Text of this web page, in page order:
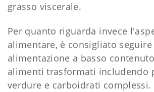
grasso viscerale.
Per quanto riguarda invece
alimentare, è consigliato seguire
alimentazione a basso
alimenti trasformati includendo
verdure e carboidrati complessi.